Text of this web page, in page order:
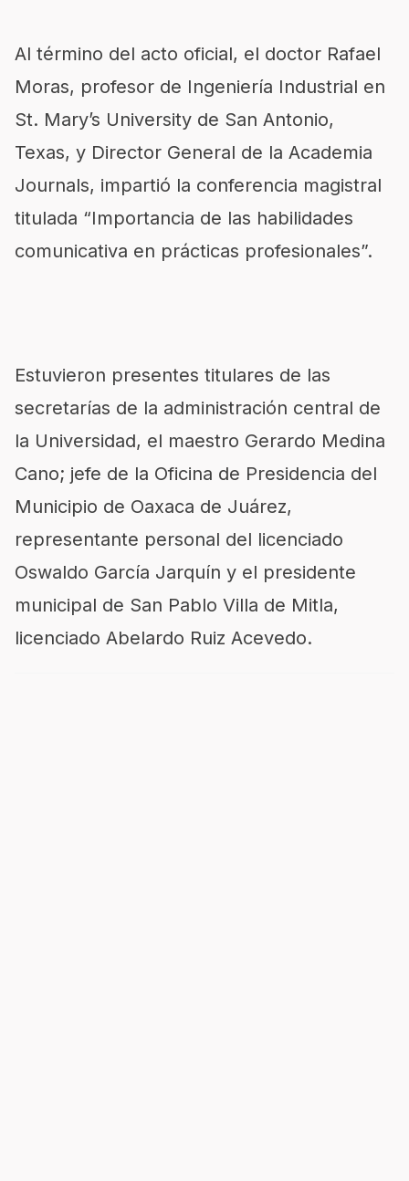
Al término del acto oficial, el doctor Rafael
Moras, profesor de Ingeniería Industrial en
St. Mary’s University de San Antonio,
Texas, y Director General de la Academia
Journals, impartió la conferencia magistral
titulada “Importancia de las habilidades
comunicativa en prácticas profesionales”.
Estuvieron presentes titulares de las
secretarías de la administración central de
la Universidad, el maestro Gerardo Medina
Cano; jefe de la Oficina de Presidencia del
Municipio de Oaxaca de Juárez,
representante personal del licenciado
Oswaldo García Jarquín y el presidente
municipal de San Pablo Villa de Mitla,
licenciado Abelardo Ruiz Acevedo.